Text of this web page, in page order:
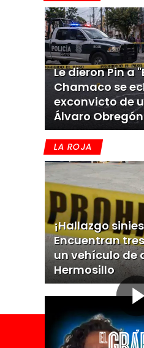
Le dieron Pin a
Chamaco se
exconvicto de
Álvaro Obregón
LA ROJA
¡Hallazgo
Encuentran
un vehículo de
Hermosillo